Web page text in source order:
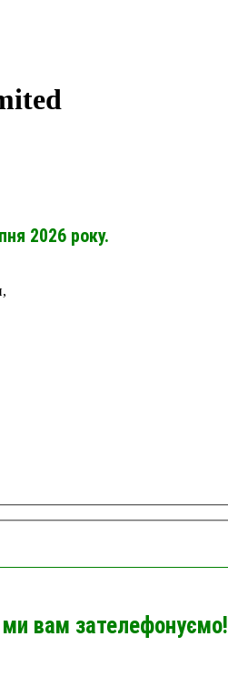
2026 року.
вам зателефонуємо!